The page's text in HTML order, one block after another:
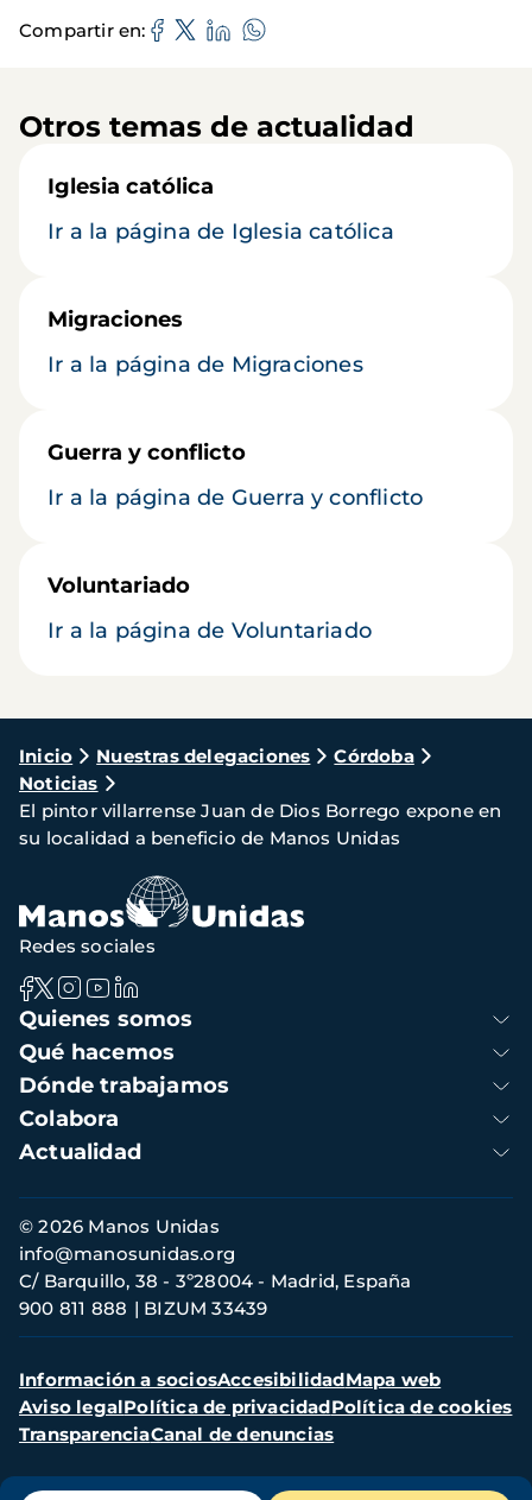
Compartir en
Otros temas de actualidad
Iglesia católica
Ir a la página de Iglesia católica
Migraciones
Ir a la página de Migraciones
Guerra y conflicto
Ir a la página de Guerra y conflicto
Voluntariado
Ir a la página de Voluntariado
Ruta
de
navegación
Inicio Nuestras delegaciones
Córdoba
Noticias
El pintor villarrense Juan de Dios Borrego expone en
su localidad a beneficio de Manos Unidas
Navegación
principal
Quienes somos
Qué hacemos
Dónde trabajamos
Colabora
Actualidad
Redes sociales
Información
de
contacto
© 2026 Manos Unidas
C/ Barquillo, 38 - 3º28004 - Madrid, España
900 811 888
BIZUM 33439
info@manosunidas.org
Menú
secundario
Información a sociosAccesibilidadMapa web
Aviso legalPolítica de privacidadPolítica de cookies
TransparenciaCanal de denuncias